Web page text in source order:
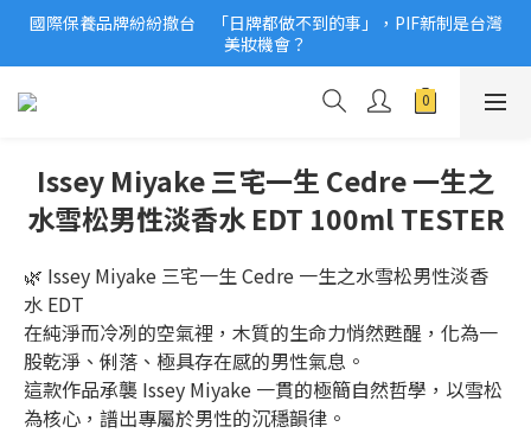
2026美妝小樣、試用品變少？PIF化妝品身分證7月上路！消費者
必懂5觀念
國際保養品牌紛紛撤台　「日牌都做不到的事」，PIF新制是台灣
美妝機會？
2026美妝小樣、試用品變少？PIF化妝品身分證7月上路！消費者
Issey Miyake 三宅一生 Cedre 一生之
水雪松男性淡香水 EDT 100ml TESTER
🌿 Issey Miyake 三宅一生 Cedre 一生之水雪松男性淡香
水 EDT
在純淨而冷冽的空氣裡，木質的生命力悄然甦醒，化為一
股乾淨、俐落、極具存在感的男性氣息。
這款作品承襲 Issey Miyake 一貫的極簡自然哲學，以雪松
為核心，譜出專屬於男性的沉穩韻律。